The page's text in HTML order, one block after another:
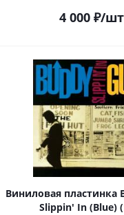
4 000 ₽/шт
Виниловая пластинка
Slippin' In (Blue)